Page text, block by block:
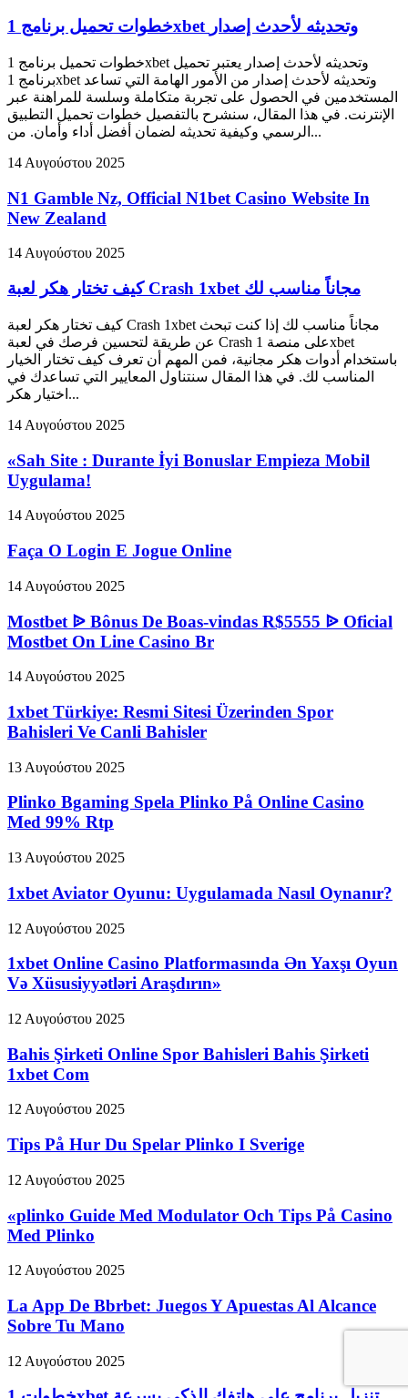
خطوات تحميل برنامج 1xbet وتحديثه لأحدث إصدار
خطوات تحميل برنامج 1xbet وتحديثه لأحدث إصدار يعتبر تحميل
برنامج 1xbet وتحديثه لأحدث إصدار من الأمور الهامة التي تساعد
المستخدمين في الحصول على تجربة متكاملة وسلسة للمراهنة عبر
الإنترنت. في هذا المقال، سنشرح بالتفصيل خطوات تحميل التطبيق
الرسمي وكيفية تحديثه لضمان أفضل أداء وأمان. من...
14 Αυγούστου 2025
N1 Gamble Nz, Official N1bet Casino Website In
New Zealand
14 Αυγούστου 2025
كيف تختار هكر لعبة Crash 1xbet مجاناً مناسب لك
كيف تختار هكر لعبة Crash 1xbet مجاناً مناسب لك إذا كنت تبحث
عن طريقة لتحسين فرصك في لعبة Crash على منصة 1xbet
باستخدام أدوات هكر مجانية، فمن المهم أن تعرف كيف تختار الخيار
المناسب لك. في هذا المقال سنتناول المعايير التي تساعدك في
اختيار هكر...
14 Αυγούστου 2025
«Sah Site ️: Durante İyi Bonuslar Empieza Mobil
Uygulama!
14 Αυγούστου 2025
Faça O Login E Jogue Online
14 Αυγούστου 2025
Mostbet ᐉ Bônus De Boas-vindas R$5555 ᐉ Oficial
Mostbet On Line Casino Br
14 Αυγούστου 2025
1xbet Türkiye: Resmi Sitesi Üzerinden Spor
Bahisleri Ve Canli Bahisler
13 Αυγούστου 2025
Plinko Bgaming Spela Plinko På Online Casino
Med 99% Rtp
13 Αυγούστου 2025
1xbet Aviator Oyunu: Uygulamada Nasıl Oynanır?
12 Αυγούστου 2025
1xbet Online Casino Platformasında Ən Yaxşı Oyun
Və Xüsusiyyətləri Araşdırın»
12 Αυγούστου 2025
Bahis Şirketi Online Spor Bahisleri Bahis Şirketi
1xbet Com
12 Αυγούστου 2025
Tips På Hur Du Spelar Plinko I Sverige
12 Αυγούστου 2025
«plinko Guide Med Modulator Och Tips På Casino
Med Plinko
12 Αυγούστου 2025
La App De Bbrbet: Juegos Y Apuestas Al Alcance
Sobre Tu Mano
12 Αυγούστου 2025